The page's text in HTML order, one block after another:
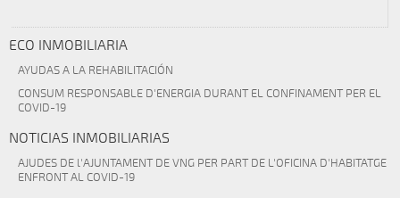
ECO INMOBILIARIA
AYUDAS A LA REHABILITACIÓN
CONSUM RESPONSABLE D'ENERGIA DURANT EL CONFINAMENT PER EL
COVID-19
NOTICIAS INMOBILIARIAS
AJUDES DE l'AJUNTAMENT DE VNG PER PART DE L'OFICINA D'HABITATGE
ENFRONT AL COVID-19